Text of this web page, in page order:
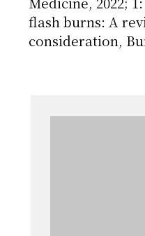
flash burns: A
consideration,